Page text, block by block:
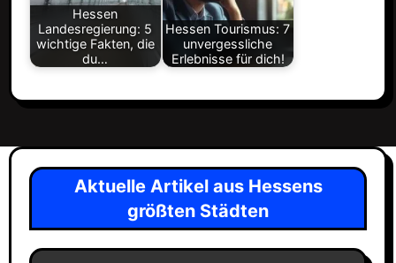
Hessen
Landesregierung: 5
wichtige Fakten, die
du…
Hessen Tourismus: 7
unvergessliche
Erlebnisse für dich!
Aktuelle Artikel aus Hessens
größten Städten